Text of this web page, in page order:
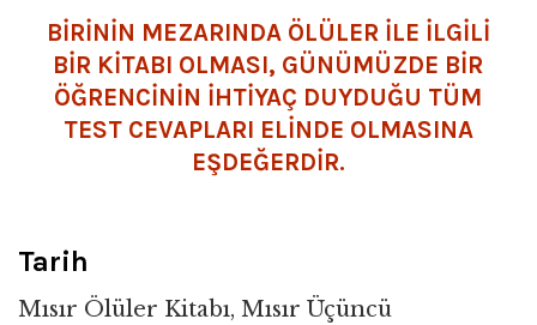
BİRİNİN MEZARINDA ÖLÜLER İLE İLGİLİ
BİR KİTABI OLMASI, GÜNÜMÜZDE BİR
ÖĞRENCİNİN İHTİYAÇ DUYDUĞU TÜM
TEST CEVAPLARI ELİNDE OLMASINA
EŞDEĞERDİR.
Tarih
Mısır Ölüler Kitabı, Mısır Üçüncü